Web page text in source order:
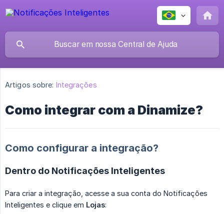
Artigos sobre: Integrações
Como integrar com a Dinamize?
Como configurar a integração?
Dentro do Notificações Inteligentes
Para criar a integração, acesse a sua conta do Notificações
Inteligentes e clique em Lojas: